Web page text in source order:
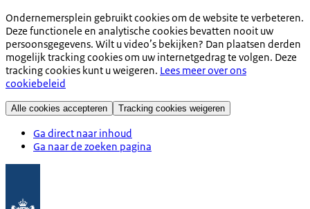
Ondernemersplein gebruikt cookies om de website te verbeteren.
Deze functionele en analytische cookies bevatten nooit uw
persoonsgegevens. Wilt u video’s bekijken? Dan plaatsen derden
mogelijk tracking cookies om uw internetgedrag te volgen. Deze
tracking cookies kunt u weigeren. Lees meer over ons
cookiebeleid
Alle cookies accepteren Tracking cookies weigeren
Ga direct naar inhoud
Ga naar de zoeken pagina